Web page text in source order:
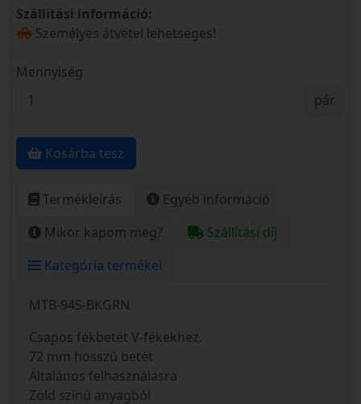
Szállítási információ:
Személyes átvétel lehetséges!
Mennyiség
pár
Kosárba tesz
Termékleírás
Egyéb információ
Mikor kapom meg?
Szállítási díj
Kategória termékei
MTB-945-BKGRN
Csapos fékbetét V-fékekhez.
72 mm hosszú betét
Általános felhasználásra
Zöld színü anyagból